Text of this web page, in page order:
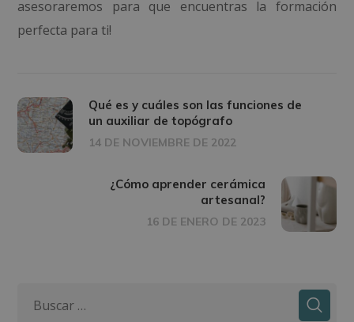
asesoraremos para que encuentras la formación
perfecta para ti!
Qué es y cuáles son las funciones de
un auxiliar de topógrafo
14 DE NOVIEMBRE DE 2022
¿Cómo aprender cerámica
artesanal?
16 DE ENERO DE 2023